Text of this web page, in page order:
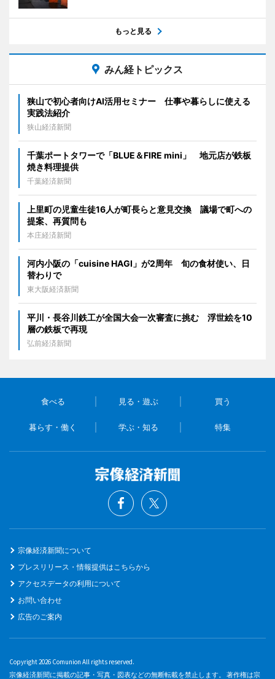
もっと見る
みん経トピックス
狭山で初心者向けAI活用セミナー 仕事や暮らしに使える
実践法紹介
狭山経済新聞
千葉ポートタワーで「BLUE＆FIRE mini」 地元店が鉄板
焼き料理提供
千葉経済新聞
上里町の児童生徒16人が町長らと意見交換 議場で町への
提案、再質問も
本庄経済新聞
河内小阪の「cuisine HAGI」が2周年 旬の食材使い、日
替わりで
東大阪経済新聞
平川・長谷川鉄工が全国大会一次審査に挑む 浮世絵を10
層の鉄板で再現
弘前経済新聞
食べる 見る・遊ぶ 買う
暮らす・働く 学ぶ・知る 特集
宗像経済新聞について
プレスリリース・情報提供はこちらから
アクセスデータの利用について
お問い合わせ
広告のご案内
Copyright 2026 Comunion All rights reserved.
宗像経済新聞に掲載の記事・写真・図表などの無断転載を禁止します。 著作権は宗